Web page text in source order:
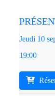
Jeudi 10
19:00